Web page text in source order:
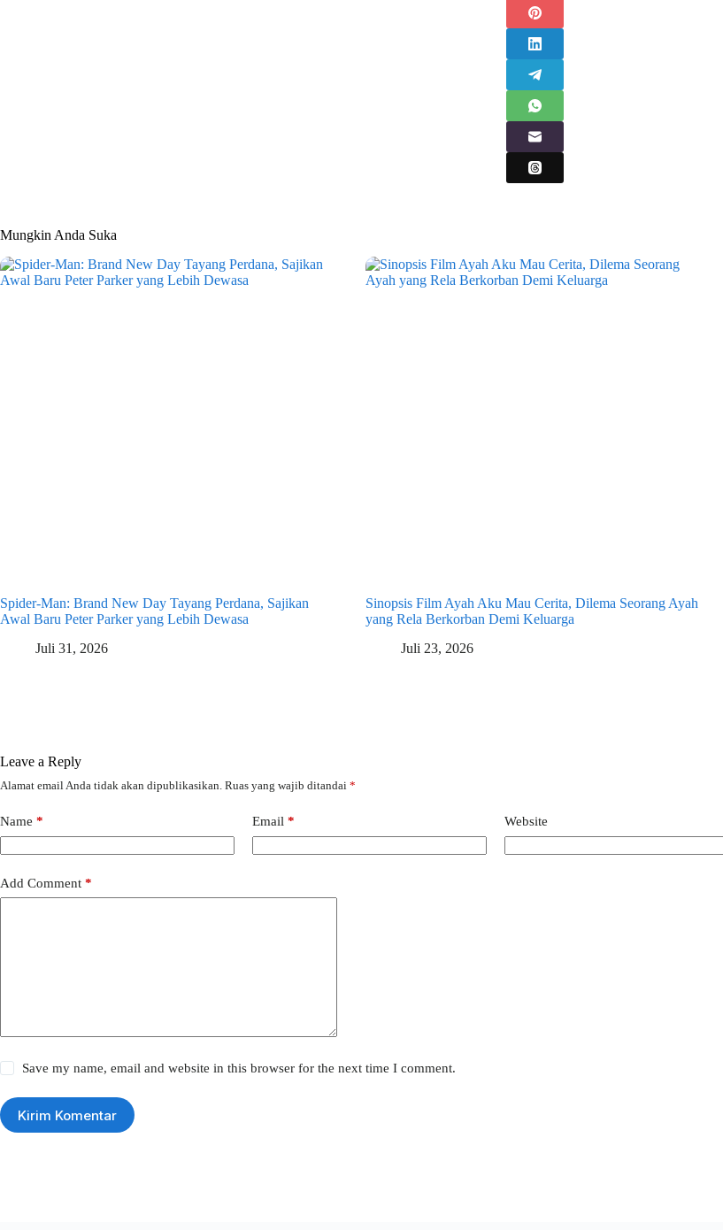
Mungkin Anda Suka
Spider-Man: Brand New Day Tayang Perdana, Sajikan
Awal Baru Peter Parker yang Lebih Dewasa
Juli 31, 2026
Sinopsis Film Ayah Aku Mau Cerita, Dilema Seorang Ayah
yang Rela Berkorban Demi Keluarga
Juli 23, 2026
Leave a Reply
Alamat email Anda tidak akan dipublikasikan. Ruas yang wajib ditandai *
Name * Email * Website
Add Comment *
Save my name, email and website in this browser for the next time I comment.
Kirim Komentar